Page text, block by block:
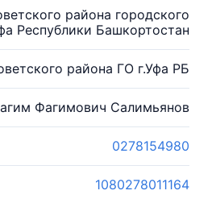
района городского
Республики Башкортостан
района ГО г.Уфа РБ
Фагимович Салимьянов
0278154980
1080278011164